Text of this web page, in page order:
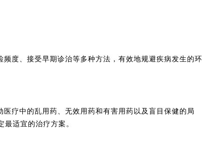
度、接受早期诊治等多种方法，有效地规避疾病发生的环
疗中的乱用药、无效用药和有害用药以及盲目保健的局
适宜的治疗方案。